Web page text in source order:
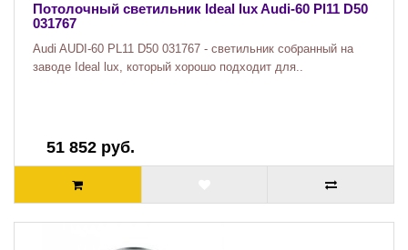
Потолочный светильник Ideal lux Audi-60 Pl11 D50
031767
Audi AUDI-60 PL11 D50 031767 - светильник собранный на
заводе Ideal lux, который хорошо подходит для..
51 852 руб.